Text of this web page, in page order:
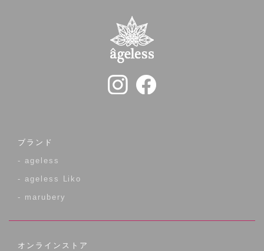
ブランド
- ageless
- ageless Liko
- marubery
オンラインストア